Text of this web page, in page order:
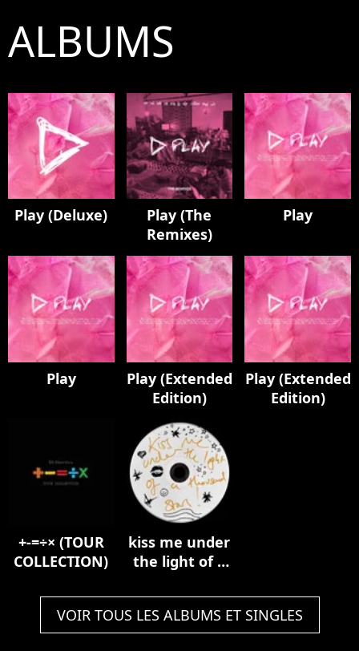
ALBUMS
Play (Deluxe)
Play (The
Remixes)
Play
Play
Play (Extended
Edition)
Play (Extended
Edition)
+-=÷× (TOUR
COLLECTION)
kiss me under
the light of a
stars
VOIR TOUS LES ALBUMS ET SINGLES